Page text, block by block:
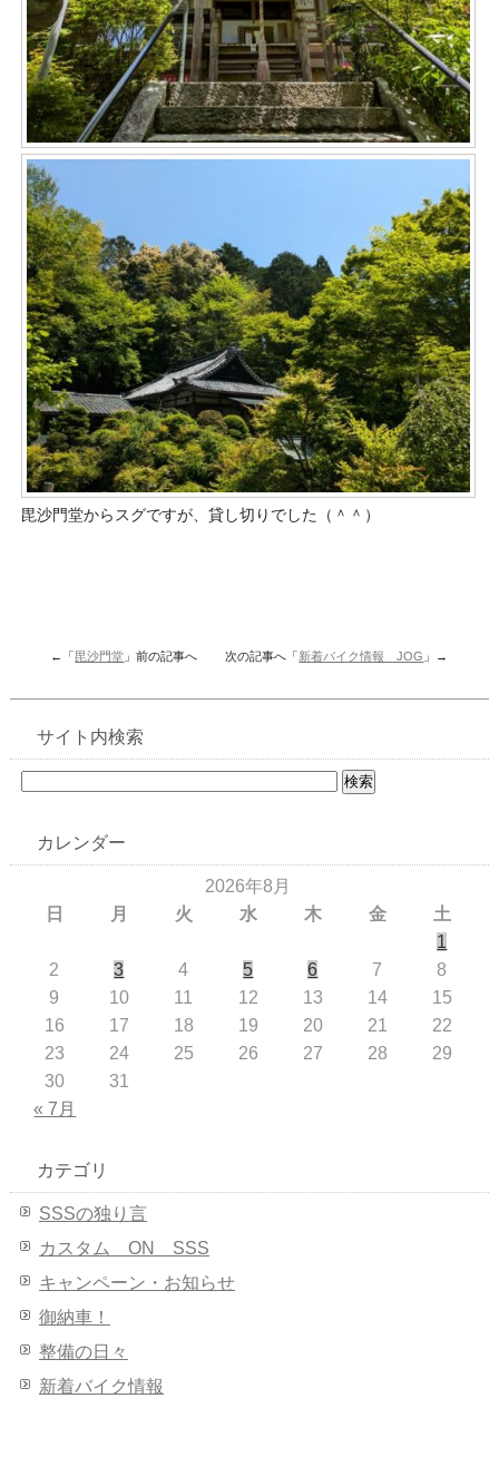
毘沙門堂からスグですが、貸し切りでした（＾＾）
←「毘沙門堂 」前の記事へ 次の記事へ「新着バイク情報 JOG 」→
サイト内検索
カレンダー
2026年8月
日
月 火 水 木 金
土
1
2
3 4 5 6 7
8
9
10 11 12 13 14
15
16
17 18 19 20 21
22
23
24 25 26 27 28
29
30
31
« 7月
カテゴリ
SSSの独り言
カスタム ON SSS
キャンペーン・お知らせ
御納車！
整備の日々
新着バイク情報